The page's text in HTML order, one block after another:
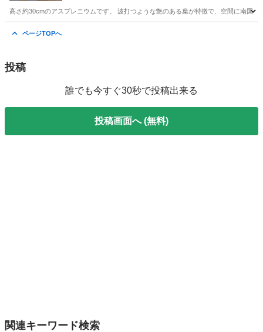
高さ約30cmのアスプレニウムです。 波打つような艶のある葉が特徴で、空間に南国
ページTOPへ
投稿
誰でも今すぐ30秒で投稿出来る
投稿画面へ (無料)
関連キーワード検索